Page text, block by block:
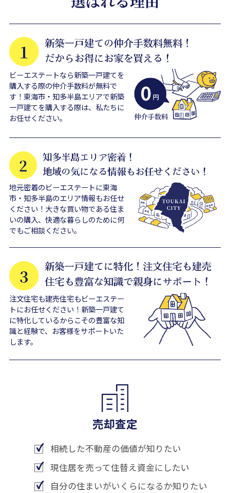
ビーエステートなら新築一戸建てを
購入する際の仲介手数料が無料で
す！東海市・知多半島エリアで新築
一戸建てを購入する際は、私たちに
お任せください。
地元密着のビーエステートに東海
市・知多半島のエリア情報もお任せ
ください！大きな買い物である住ま
いの購入、快適な暮らしのために何
でもご相談ください。
注文住宅も建売住宅もビーエステー
トにお任せください！新築一戸建て
に特化しているからこその豊富な知
識と経験で、お客様をサポートいた
します。
売却査定
相続した不動産の価値が知りたい
現住居を売って住替え資金にしたい
自分の住まいがいくらになるか知りたい